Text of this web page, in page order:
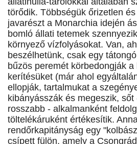
törődik. Többségük őrizetlen
javarészt a Monarchia idején
bomló állati tetemek
környező vízfolyásokat. Van,
beszélhetünk, csak egy
bűzös peremét körbedongják
kerítésüket (már ahol
ellopják, tartalmukat a
kibányásszák és megeszik,
rosszabb - alkalmanként
töltelékáruként értékesítik.
rendőrkapitányság egy
csípett fülön, amely a